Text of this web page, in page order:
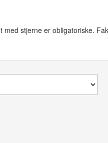
stjerne er obligatoriske.